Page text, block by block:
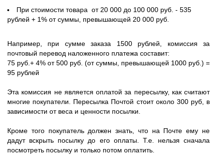
При стоимости товара от 20 000 до 100 000 руб. - 535
рублей + 1% от суммы, превышающей 20 000 руб.
Например, при сумме заказа 1500 рублей, комиссия за
почтовый перевод наложенного платежа составит:
75 руб.+ 4% от 500 руб. (от суммы, превышающей 1000 руб.) =
95 рублей
Эта комиссия не является оплатой за пересылку, как считают
многие покупатели. Пересылка Почтой стоит около 300 руб, в
зависимости от веса и ценности посылки.
Кроме того покупатель должен знать, что на Почте ему не
дадут вскрыть посылку до его оплаты. Т.е. нельзя сначала
посмотреть посылку и только потом оплатить.